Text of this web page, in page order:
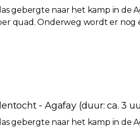
gebergte naar het kamp in de
quad. Onderweg wordt er
- Agafay (duur: ca. 3
gebergte naar het kamp in de